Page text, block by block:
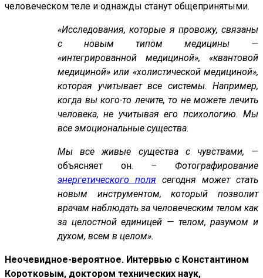
человеческом теле и однажды станут общепринятыми.
«Исследования, которые я провожу, связаны
с новым типом медицины —
«интегрированной медициной», «квантовой
медициной» или «холистической медициной»,
которая учитывает все системы. Например,
когда вы кого-то лечите, то не можете лечить
человека, не учитывая его психологию. Мы
все эмоциональные существа.
Мы все живые существа с чувствами, —
объясняет он. – Фотографирование
энергетического поля сегодня может стать
новым инструментом, который позволит
врачам наблюдать за человеческим телом как
за целостной единицей — телом, разумом и
духом, всем в целом».
Неочевидное-вероятное. Интервью с Константином
Коротковым, доктором технических наук,